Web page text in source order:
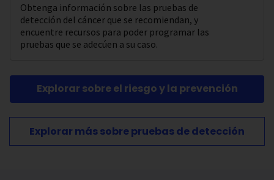
Obtenga información sobre las pruebas de
detección del cáncer que se recomiendan, y
encuentre recursos para poder programar las
pruebas que se adecúen a su caso.
Explorar sobre el riesgo y la prevención
Explorar más sobre pruebas de detección